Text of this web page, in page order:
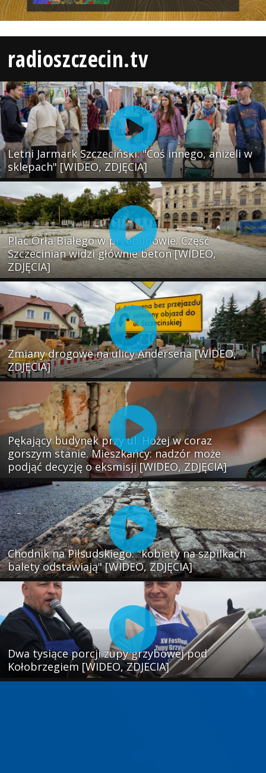
radioszczecin.tv
Letni Jarmark Szczeciński. "Coś innego, aniżeli w
sklepach" [WIDEO, ZDJĘCIA]
Plac Orła Białego w przebudowie. Część
Szczecinian widzi głównie beton [WIDEO,
ZDJĘCIA]
Zmiany drogowe na ulicy Andersena [WIDEO,
ZDJĘCIA]
Pękający budynek przy ul. Hożej w coraz
gorszym stanie. Mieszkańcy: nadzór może
podjąć decyzję o eksmisji [WIDEO, ZDJĘCIA]
Chodnik na Piłsudskiego: "kobiety na szpilkach
balety odstawiają" [WIDEO, ZDJĘCIA]
Dwa tysiące porcji zupy grzybowej pod
Kołobrzegiem [WIDEO, ZDJECIA]